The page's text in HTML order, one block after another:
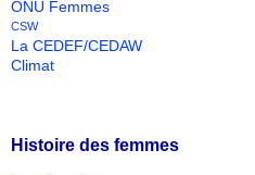
ONU Femmes
CSW
La CEDEF/CEDAW
Climat
Histoire des femmes